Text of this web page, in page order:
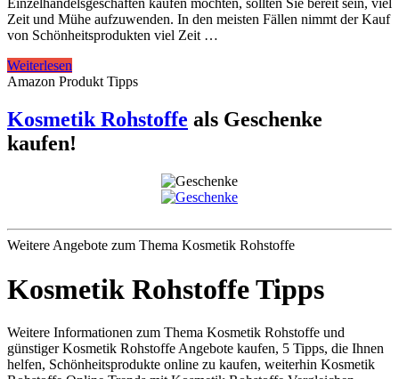
Einzelhandelsgeschäften kaufen möchten, sollten Sie bereit sein, viel
Zeit und Mühe aufzuwenden. In den meisten Fällen nimmt der Kauf
von Schönheitsprodukten viel Zeit …
5
Tipps,
Ihnen
helfen,
Schönheitsprodukte
Weiterlesen
Amazon Produkt Tipps
Kosmetik Rohstoffe als Geschenke
kaufen!
Weitere Angebote zum Thema Kosmetik Rohstoffe
Kosmetik Rohstoffe Tipps
Weitere Informationen zum Thema Kosmetik Rohstoffe und
günstiger Kosmetik Rohstoffe Angebote kaufen, 5 Tipps, die Ihnen
helfen, Schönheitsprodukte online zu kaufen, weiterhin Kosmetik